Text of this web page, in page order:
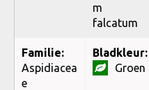
m
falcatum
Familie:
Aspidiacea
e
Bladkleur:
Groen